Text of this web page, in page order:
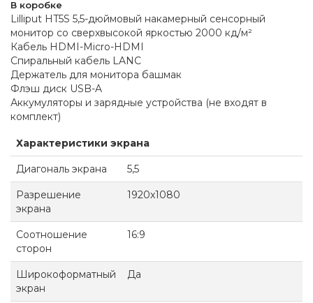
В коробке
Lilliput HT5S 5,5-дюймовый накамерный сенсорный
монитор со сверхвысокой яркостью 2000 кд/м²
Кабель HDMI-Micro-HDMI
Спиральный кабель LANC
Держатель для монитора башмак
Флэш диск USB-A
Аккумуляторы и зарядные устройства (не входят в
комплект)
Характеристики экрана
Диагональ экрана 5,5
Разрешение
экрана
1920x1080
Соотношение
сторон
16:9
Широкоформатный
экран
Да